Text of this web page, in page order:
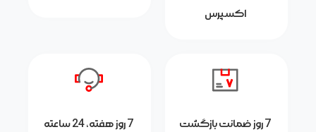
اکسپرس
7 روز ضمانت بازگشت
7 روز هفته، 24 ساعته